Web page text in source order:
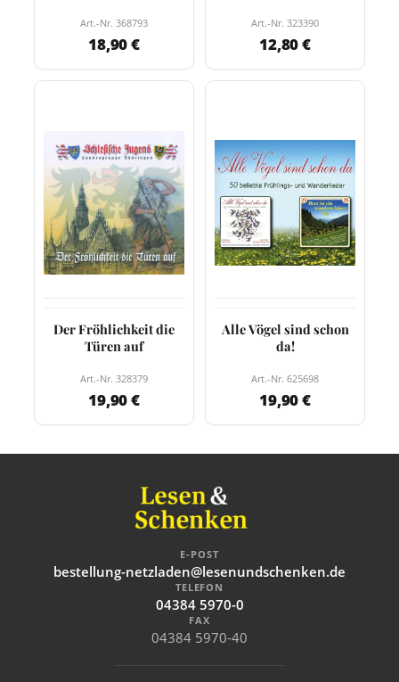
Art.-Nr. 368793
18,90 €
Art.-Nr. 323390
12,80 €
Der Fröhlichkeit die
Türen auf
Art.-Nr. 328379
19,90 €
Alle Vögel sind schon
da!
Art.-Nr. 625698
19,90 €
E-POST
bestellung-netzladen@lesenundschenken.de
TELEFON
04384 5970-0
FAX
04384 5970-40